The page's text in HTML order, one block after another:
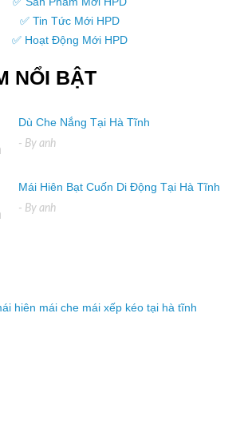
✅ Tin Tức Mới HPD
✅ Hoạt Động Mới HPD
NỔI BẬT
Dù Che Nắng Tại Hà Tĩnh
- By anh
Mái Hiên Bạt Cuốn Di Động Tại Hà Tĩnh
- By anh
hiên mái che mái xếp kéo tại hà tĩnh